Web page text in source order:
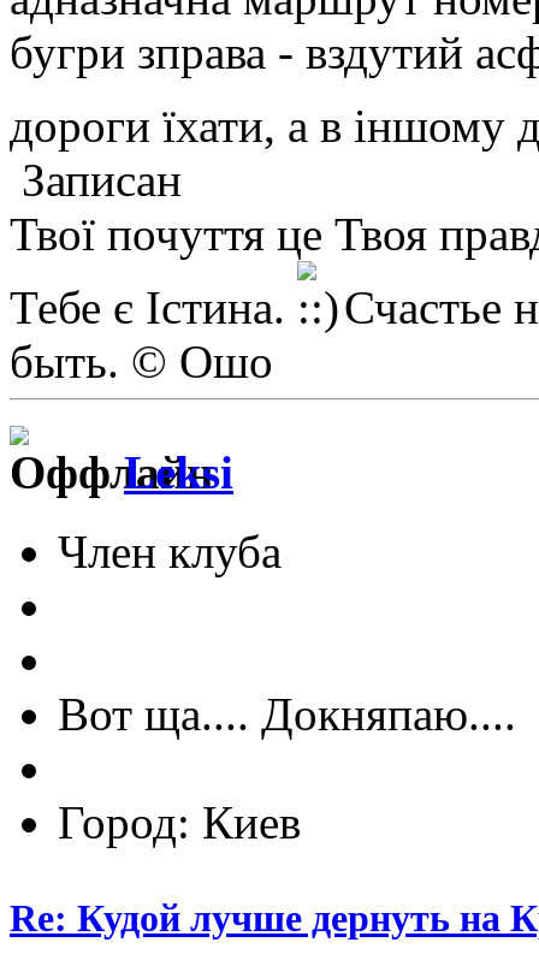
бугри зправа - вздутий
дороги їхати, а в
Записан
Твої почуття це Твоя
Тебе є Істина.
Счастье
быть. © Ошо
Leksi
Член клуба
Вот ща.... Докняпаю....
Город: Киев
Re: Кудой лучше дернуть на